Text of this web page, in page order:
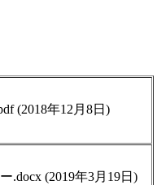
(2018年12月8日)
.docx (2019年3月19日)